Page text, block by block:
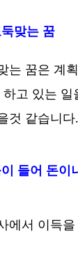
맞는 꿈
는 꿈은 계
고 있는
것 같습니다.
들어 돈이
에서 이득